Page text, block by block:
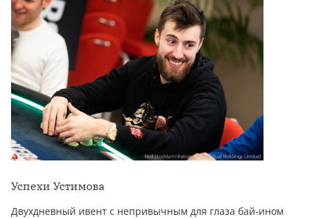
Успехи Устимова
Двухдневный ивент с непривычным для глаза бай-ином